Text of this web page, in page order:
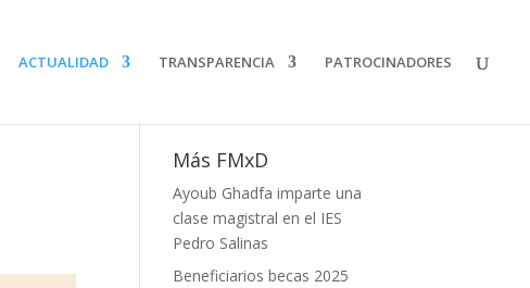
ACTUALIDAD TRANSPARENCIA PATROCINADORES
Más FMxD
Ayoub Ghadfa imparte una
clase magistral en el IES
Pedro Salinas
Beneficiarios becas 2025